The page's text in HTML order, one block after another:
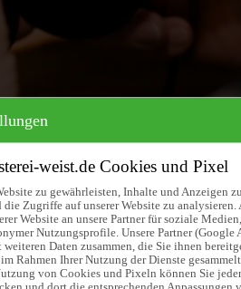
für in
weist.de Cookies und Pixel
zu gewährleisten, Inhalte und Anzeigen
Zugriffe auf unserer Website zu analysieren.
Website an unsere Partner für soziale
Nutzungsprofile. Unsere Partner (Google
Daten zusammen, die Sie ihnen
Rahmen Ihrer Nutzung der Dienste
von Cookies und Pixeln können Sie
und dort die entsprechenden Anpassungen